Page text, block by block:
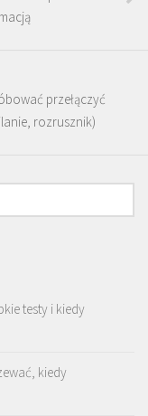
przełączyć
rozrusznik)
testy i kiedy
kiedy